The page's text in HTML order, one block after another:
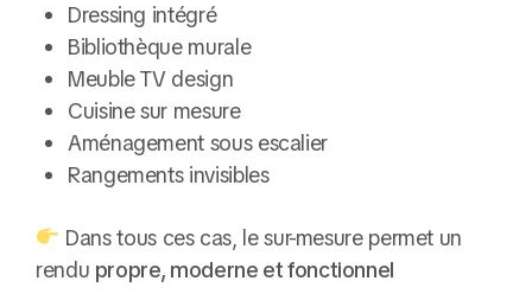
Dressing intégré
Bibliothèque murale
Meuble TV design
Cuisine sur mesure
Aménagement sous escalier
Rangements invisibles
Dans tous ces cas, le sur-mesure permet un
rendu propre, moderne et fonctionnel